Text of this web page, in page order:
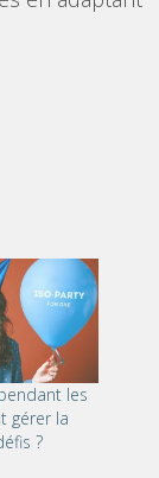
les
gérer la
?